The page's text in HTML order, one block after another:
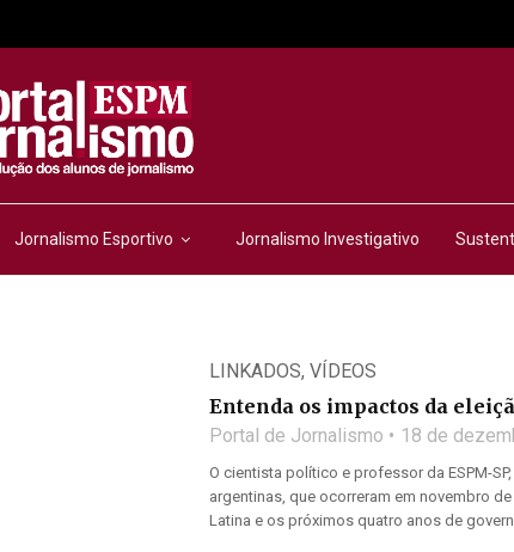
Jornalismo Esportivo Jornalismo Investigativo
LINKADOS, VÍDEOS
Entenda os impactos da
Portal de Jornalismo 18 de
O cientista político e professor da ESPM-
argentinas, que ocorreram em novembro
Latina e os próximos quatro anos de